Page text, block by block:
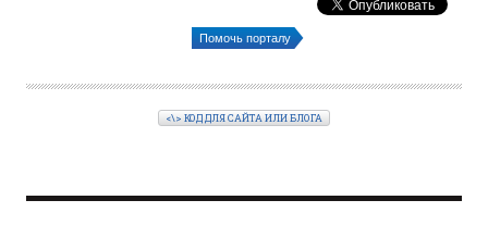
Помочь порталу
<\> КОД ДЛЯ САЙТА ИЛИ БЛОГА